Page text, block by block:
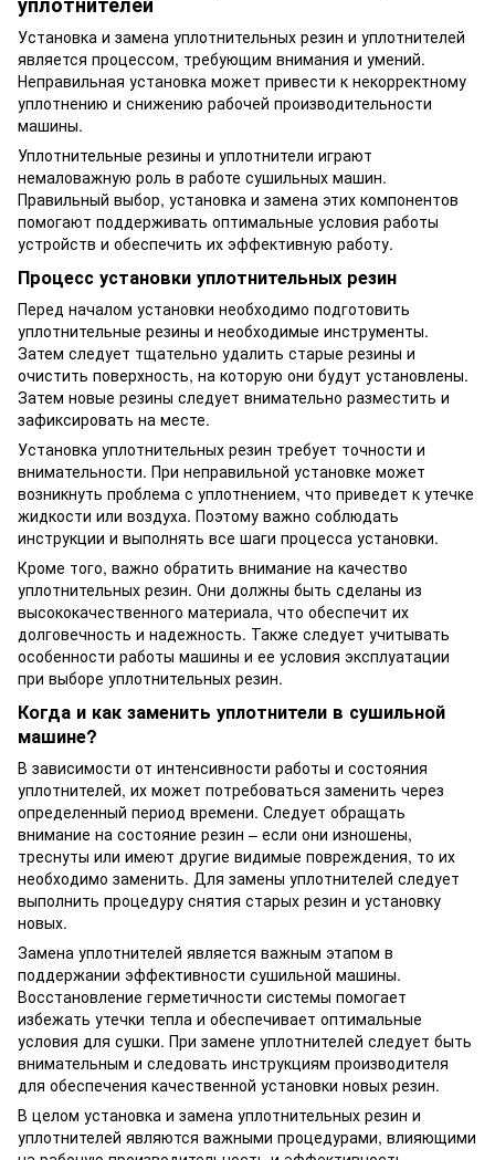
Установка и замена уплотнительных резин и уплотнителей
является процессом, требующим внимания и умений.
Неправильная установка может привести к некорректному
уплотнению и снижению рабочей производительности
машины.
Уплотнительные резины и уплотнители играют
немаловажную роль в работе сушильных машин.
Правильный выбор, установка и замена этих компонентов
помогают поддерживать оптимальные условия работы
устройств и обеспечить их эффективную работу.
Процесс установки уплотнительных резин
Перед началом установки необходимо подготовить
уплотнительные резины и необходимые инструменты.
Затем следует тщательно удалить старые резины и
очистить поверхность, на которую они будут установлены.
Затем новые резины следует внимательно разместить и
зафиксировать на месте.
Установка уплотнительных резин требует точности и
внимательности. При неправильной установке может
возникнуть проблема с уплотнением, что приведет к утечке
жидкости или воздуха. Поэтому важно соблюдать
инструкции и выполнять все шаги процесса установки.
Кроме того, важно обратить внимание на качество
уплотнительных резин. Они должны быть сделаны из
высококачественного материала, что обеспечит их
долговечность и надежность. Также следует учитывать
особенности работы машины и ее условия эксплуатации
при выборе уплотнительных резин.
Когда и как заменить уплотнители в сушильной
машине?
В зависимости от интенсивности работы и состояния
уплотнителей, их может потребоваться заменить через
определенный период времени. Следует обращать
внимание на состояние резин – если они изношены,
треснуты или имеют другие видимые повреждения, то их
необходимо заменить. Для замены уплотнителей следует
выполнить процедуру снятия старых резин и установку
новых.
Замена уплотнителей является важным этапом в
поддержании эффективности сушильной машины.
Восстановление герметичности системы помогает
избежать утечки тепла и обеспечивает оптимальные
условия для сушки. При замене уплотнителей следует быть
внимательным и следовать инструкциям производителя
для обеспечения качественной установки новых резин.
В целом установка и замена уплотнительных резин и
уплотнителей являются важными процедурами, влияющими